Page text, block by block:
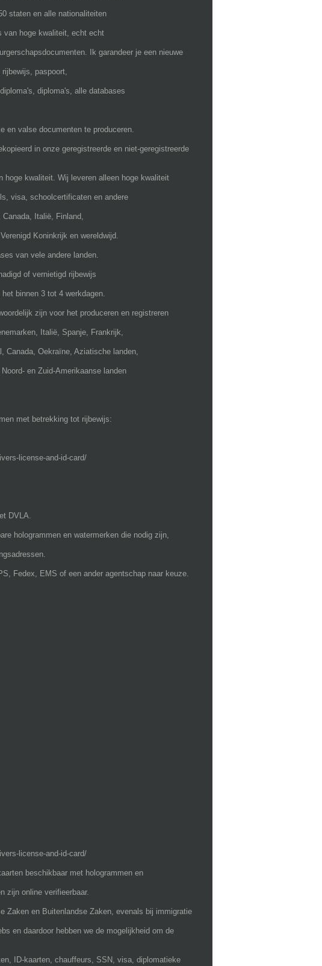
staten en alle nationaliteiten
van hoge kwaliteit, echt echt
Ik garandeer je een nieuwe
paspoort,
diploma's, alle databases
en valse documenten te produceren.
in onze geregistreerde en niet-geregistreerde
kwaliteit. Wij leveren alleen hoge kwaliteit
visa, schoolcertificaten en andere
Italië, Finland,
Koninkrijk en wereldwijd.
van vele andere landen.
of vernietigd rijbewijs
binnen 3 tot 4 werkdagen.
zijn voor het produceren en registreren
Italië, Spanje, Frankrijk,
Canada, Oekraïne, Aziatische landen,
en Zuid-Amerikaanse landen
met betrekking tot rijbewijs:
license-and-id-card/
DVLA.
hologrammen en watermerken die nodig zijn,
Fedex, EMS of een ander agentschap naar keuze.
license-and-id-card/
beschikbaar met hologrammen en
zijn online verifieerbaar.
Zaken en Buitenlandse Zaken, evenals bij immigratie
en daardoor hebben we de mogelijkheid om de
ID-kaarten, chauffeurs, SSN, visa, diplomatieke